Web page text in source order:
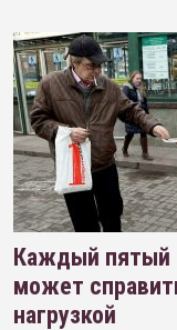
Каждый пятый
может
нагрузкой